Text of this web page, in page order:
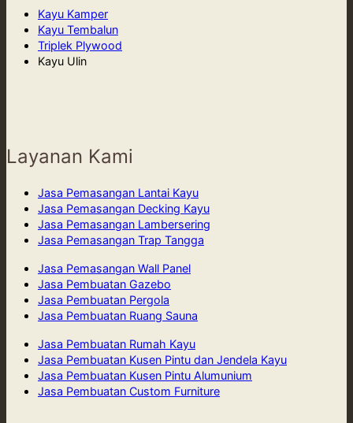
Kayu Kamper
Kayu Tembalun
Triplek Plywood
Kayu Ulin
Layanan Kami
Jasa Pemasangan Lantai Kayu
Jasa Pemasangan Decking Kayu
Jasa Pemasangan Lambersering
Jasa Pemasangan Trap Tangga
Jasa Pemasangan Wall Panel
Jasa Pembuatan Gazebo
Jasa Pembuatan Pergola
Jasa Pembuatan Ruang Sauna
Jasa Pembuatan Rumah Kayu
Jasa Pembuatan Kusen Pintu dan Jendela Kayu
Jasa Pembuatan Kusen Pintu Alumunium
Jasa Pembuatan Custom Furniture